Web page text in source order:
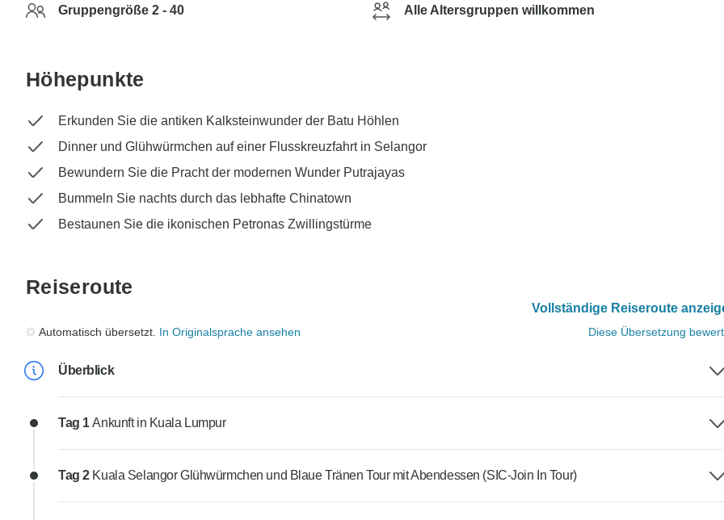
Gruppengröße 2 - 40 Alle Altersgruppen willkommen
Höhepunkte
Erkunden Sie die antiken Kalksteinwunder der Batu Höhlen
Dinner und Glühwürmchen auf einer Flusskreuzfahrt in Selangor
Bewundern Sie die Pracht der modernen Wunder Putrajayas
Bummeln Sie nachts durch das lebhafte Chinatown
Bestaunen Sie die ikonischen Petronas Zwillingstürme
Reiseroute
Vollständige Reiseroute
Automatisch übersetzt. In Originalsprache ansehen Diese Übersetzung
Überblick
Tag 1Ankunft in Kuala Lumpur
Tag 2 Kuala Selangor Glühwürmchen und Blaue Tränen Tour mit Abendessen (SIC-Join In Tour)